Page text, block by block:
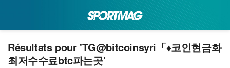
Résultats pour 'TG@bitcoinsyri「♦코인현금화
최저수수료btc파는곳'